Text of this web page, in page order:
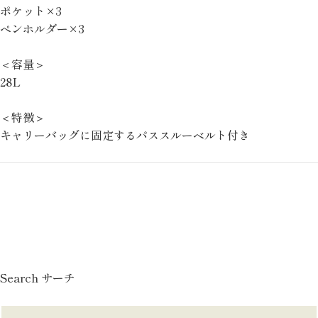
ポケット×3
ペンホルダー×3
＜容量＞
28L
＜特徴＞
キャリーバッグに固定するパススルーベルト付き
Search サーチ